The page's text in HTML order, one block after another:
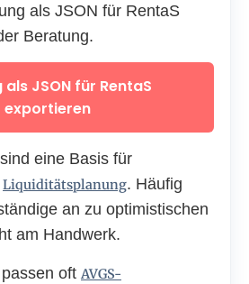
als JSON für RentaS
Beratung.
als JSON für RentaS
exportieren
eine Basis für
Liquiditätsplanung. Häufig
an zu optimistischen
am Handwerk.
oft AVGS-